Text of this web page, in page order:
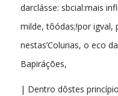
darclásse: sbcial:mais
milde, tôódas;!por igval,
nestas’Colurias, o eco
Bapiráções,
| Dentro dôstes